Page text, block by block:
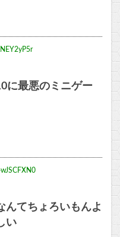
に最悪のミニゲー
んてちょろいもんよ
い